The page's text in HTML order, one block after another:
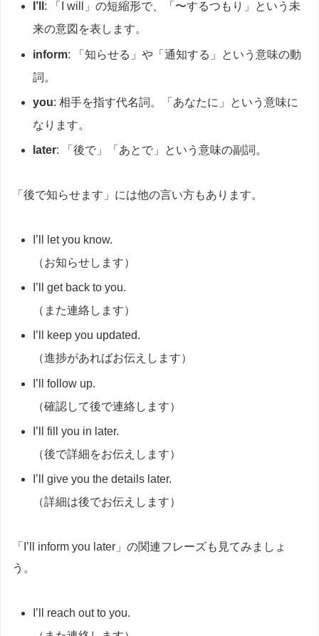
I’ll : 「I will」の短縮形で、「〜するつもり」という未
来の意図を表します。
inform: 「知らせる」や「通知する」という意味の動
詞。
you: 相手を指す代名詞。「あなたに」という意味に
なります。
later: 「後で」「あとで」という意味の副詞。
「後で知らせます」には他の言い方もあります。
I’ll let you know.
（お知らせします）
I’ll get back to you.
（また連絡します）
I’ll keep you updated.
（進捗があればお伝えします）
I’ll follow up.
（確認して後で連絡します）
I’ll fill you in later.
（後で詳細をお伝えします）
I’ll give you the details later.
（詳細は後でお伝えします）
「I’ll inform you later」の関連フレーズも見てみましょ
う。
I’ll reach out to you.